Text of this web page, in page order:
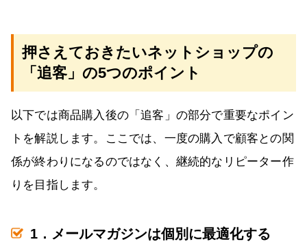
押さえておきたいネットショップの
「追客」の5つのポイント
以下では商品購入後の「追客」の部分で重要なポイン
トを解説します。ここでは、一度の購入で顧客との関
係が終わりになるのではなく、継続的なリピーター作
りを目指します。
1．メールマガジンは個別に最適化する